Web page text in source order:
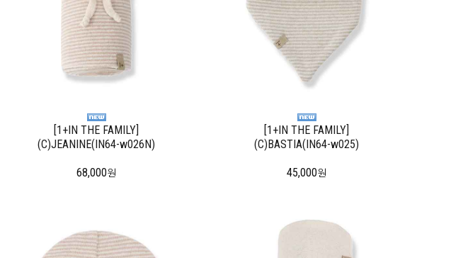
[1+IN THE FAMILY]
(C)JEANINE(IN64-w026N)
68,000원
[1+IN THE FAMILY]
(C)BASTIA(IN64-w025)
45,000원